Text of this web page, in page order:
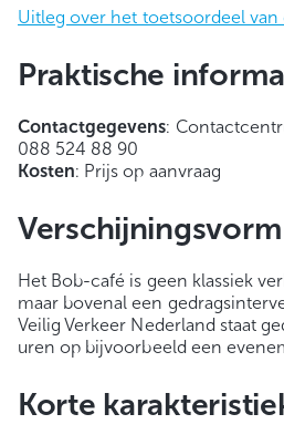
Uitleg over het toetsoordeel
Praktische
Contactgegevens:
088 524 88 90
Kosten: Prijs op aanvraag
Verschijningsvorm
Het Bob-café is geen klassiek
maar bovenal een
Veilig Verkeer Nederland staat
uren op bijvoorbeeld een
Korte